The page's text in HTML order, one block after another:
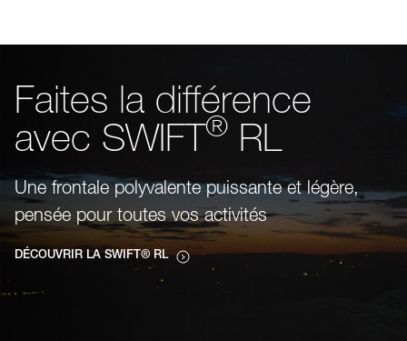
Faites la différence
avec SWIFT ® RL
Une frontale polyvalente puissante et légère,
pensée pour toutes vos activités
DÉCOUVRIR LA SWIFT® RL